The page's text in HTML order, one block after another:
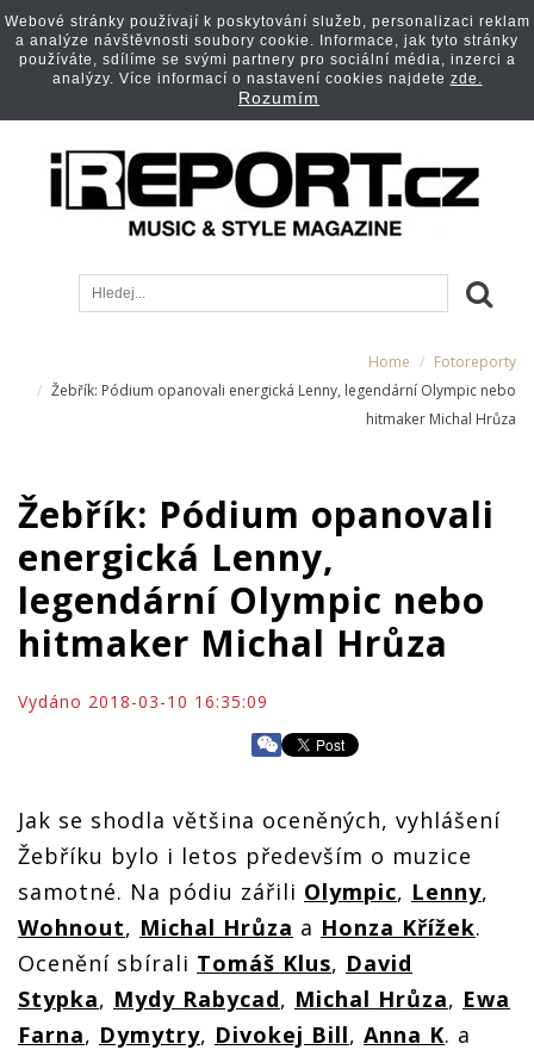
Home
Fotoreporty
Žebřík: Pódium opanovali energická Lenny, legendární Olympic nebo
hitmaker Michal Hrůza
Žebřík: Pódium opanovali
energická Lenny,
legendární Olympic nebo
hitmaker Michal Hrůza
Vydáno 2018-03-10 16:35:09
Jak se shodla většina oceněných, vyhlášení
Žebříku bylo i letos především o muzice
samotné. Na pódiu zářili Olympic, Lenny,
Wohnout, Michal Hrůza a Honza Křížek.
Ocenění sbírali Tomáš Klus, David
Stypka, Mydy Rabycad, Michal Hrůza, Ewa
Farna, Dymytry, Divokej Bill, Anna K. a
Webové stránky používají k poskytování služeb, personalizaci reklam
a analýze návštěvnosti soubory cookie. Informace, jak tyto stránky
používáte, sdílíme se svými partnery pro sociální média, inzerci a
analýzy. Více informací o nastavení cookies najdete zde.
Rozumím